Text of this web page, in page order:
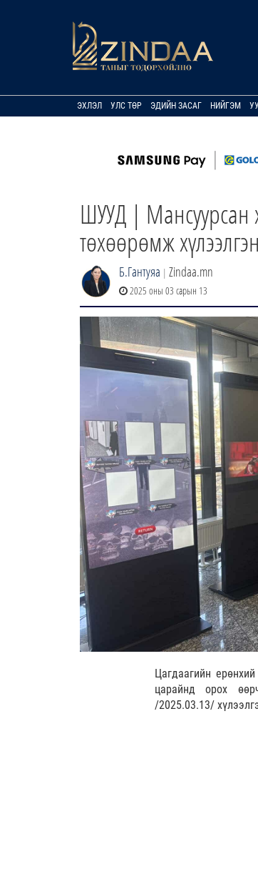
ЭХЛЭЛ УЛС ТӨР ЭДИЙН ЗАСАГ НИЙГЭМ
ШУУД | Мансуурсан
төхөөрөмж
Б.Гантуяа | Zindaa.mn
2025 оны 03 сарын 13
Цагдаагийн
царайнд орох
/2025.03.13/